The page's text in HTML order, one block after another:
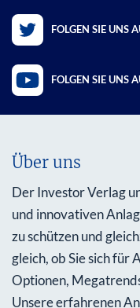
FOLGEN SIE UNS
FOLGEN SIE UNS
Über uns
Der Investor Verlag
und innovativen
zu schützen und
gleich, ob Sie sich für
Optionen,
Unsere erfahrenen